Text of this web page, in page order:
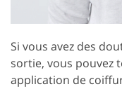
Si vous avez des
sortie, vous pouvez
application de